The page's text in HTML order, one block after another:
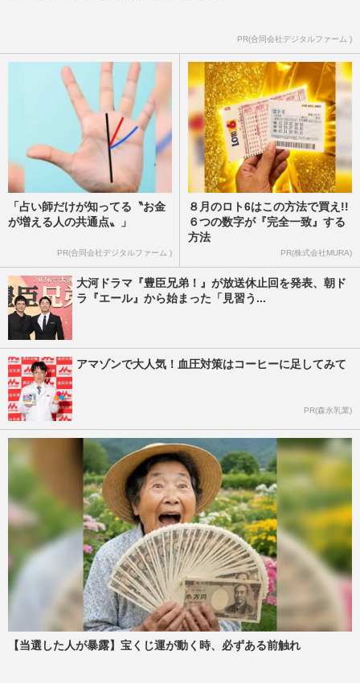
5代目バチェラー・長谷川恵一さんに 「庶
声、3代目バチェラー夫妻…
2023/8/5
PR(合同会社デジタルファーム )
「占い師だけが知ってる〝お金
が増える人の共通点〟」
PR(合同会社デジタルファーム )
８月のロト6はこの方法で買え!!
６つの数字が『完全一致』する
方法
PR(株式会社MURA)
大河ドラマ『豊臣兄弟！』が放送休止回を発表、朝ド
ラ『エール』から始まった「見習う...
アマゾンで大人気！血圧対策はコーヒーに足してみて
PR(森永乳業)
【当選した人が暴露】宝くじ運が動く時、必ずある前触れ